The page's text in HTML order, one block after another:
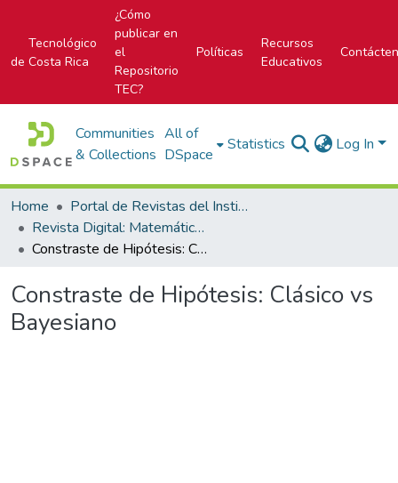
Tecnológico
de Costa Rica
¿Cómo
publicar en
el
Repositorio
TEC?
Políticas
Recursos
Educativos
Communities
& Collections
All of
DSpace
Statistics Log In
Home
Portal de Revistas del Instituto Tecnológico de Costa Rica
Revista Digital: Matemática, Educación e Internet
Constraste de Hipótesis: Clásico vs Bayesiano
Constraste de Hipótesis: Clásico vs
Bayesiano